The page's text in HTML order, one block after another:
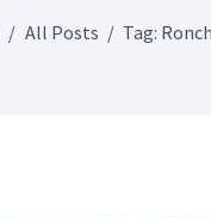
All Posts Tag: